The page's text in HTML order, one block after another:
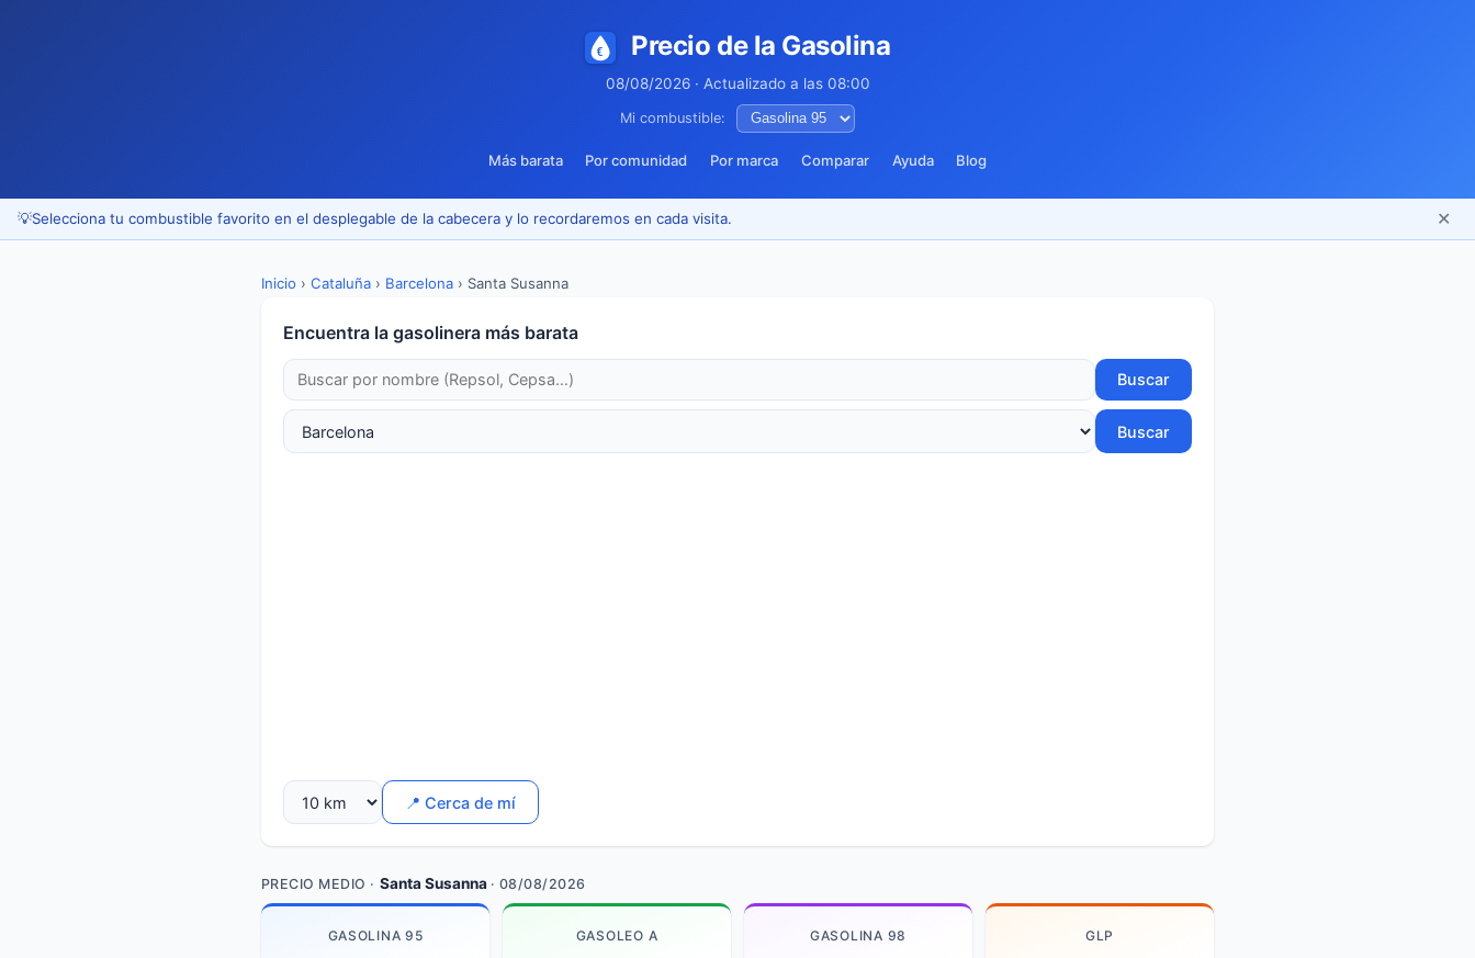
Precio de la Gasolina
08/08/2026 · Actualizado a las 08:00
Mi combustible:
Más barata Por comunidad Por marca Comparar Ayuda Blog
💡Selecciona tu combustible favorito en el desplegable de la cabecera y lo recordaremos en cada visita. ✕
Inicio › Cataluña › Barcelona › Santa Susanna
Encuentra la gasolinera más barata
Buscar
Buscar
📍 Cerca de mí
PRECIO MEDIO · Santa Susanna · 08/08/2026
GASOLINA 95 GASOLEO A GASOLINA 98 GLP